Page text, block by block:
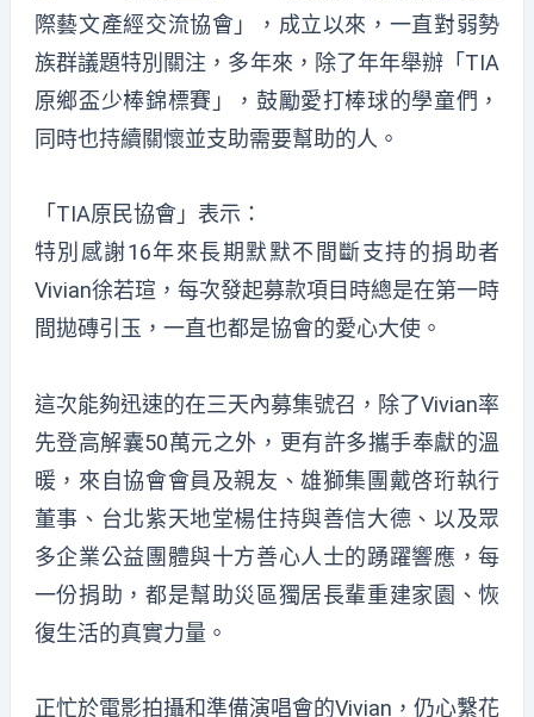
際藝文產經交流協會」，成立以來，一直對弱勢
族群議題特別關注，多年來，除了年年舉辦「TIA
原鄉盃少棒錦標賽」，鼓勵愛打棒球的學童們，
同時也持續關懷並支助需要幫助的人。
「TIA原民協會」表示：
特別感謝16年來長期默默不間斷支持的捐助者
Vivian徐若瑄，每次發起募款項目時總是在第一時
間拋磚引玉，一直也都是協會的愛心大使。
這次能夠迅速的在三天內募集號召，除了Vivian率
先登高解囊50萬元之外，更有許多攜手奉獻的溫
暖，來自協會會員及親友、雄獅集團戴啓珩執行
董事、台北紫天地堂楊住持與善信大德、以及眾
多企業公益團體與十方善心人士的踴躍響應，每
一份捐助，都是幫助災區獨居長輩重建家園、恢
復生活的真實力量。
正忙於電影拍攝和準備演唱會的Vivian，仍心繫花